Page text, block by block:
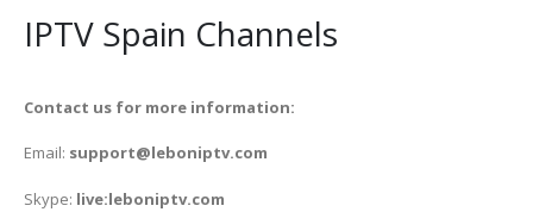
IPTV Spain Channels
Contact us for more information:
Email: support@leboniptv.com
Skype: live:leboniptv.com